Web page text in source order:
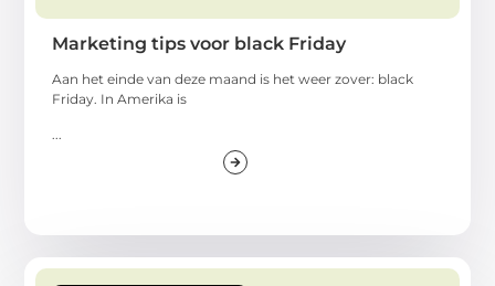
Marketing tips voor black Friday
Aan het einde van deze maand is het weer zover: black
Friday. In Amerika is
...